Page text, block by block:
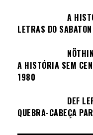
A
LETRAS DO
A HISTÓRIA SEM
1980
DEF
QUEBRA-CABEÇA